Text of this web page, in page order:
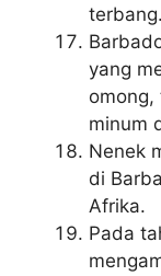
terbang.
yang
minum
Nenek
di
Afrika.
Pada